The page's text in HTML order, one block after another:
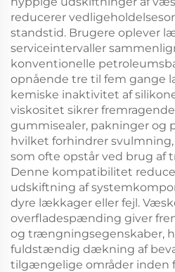
reducerer
standstid. Brugere oplever
serviceintervaller
konventionelle
opnående tre til fem gange
kemiske inaktivitet af
viskositet sikrer
gummisealer, pakninger og
hvilket forhindrer
som ofte opstår ved brug af
Denne kompatibilitet
udskiftning af
dyre lækkager eller fejl.
overfladespænding giver
og trængningsegenskaber,
fuldstændig dækning af
tilgængelige områder inden